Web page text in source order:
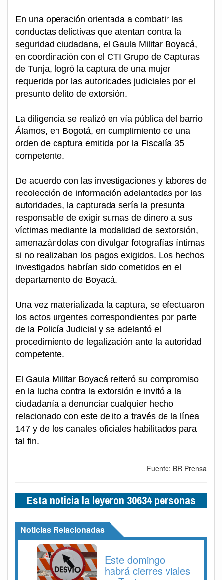
En una operación orientada a combatir las
conductas delictivas que atentan contra la
seguridad ciudadana, el Gaula Militar Boyacá,
en coordinación con el CTI Grupo de Capturas
de Tunja, logró la captura de una mujer
requerida por las autoridades judiciales por el
presunto delito de extorsión.
La diligencia se realizó en vía pública del barrio
Álamos, en Bogotá, en cumplimiento de una
orden de captura emitida por la Fiscalía 35
competente.
De acuerdo con las investigaciones y labores de
recolección de información adelantadas por las
autoridades, la capturada sería la presunta
responsable de exigir sumas de dinero a sus
víctimas mediante la modalidad de sextorsión,
amenazándolas con divulgar fotografías íntimas
si no realizaban los pagos exigidos. Los hechos
investigados habrían sido cometidos en el
departamento de Boyacá.
Una vez materializada la captura, se efectuaron
los actos urgentes correspondientes por parte
de la Policía Judicial y se adelantó el
procedimiento de legalización ante la autoridad
competente.
El Gaula Militar Boyacá reiteró su compromiso
en la lucha contra la extorsión e invitó a la
ciudadanía a denunciar cualquier hecho
relacionado con este delito a través de la línea
147 y de los canales oficiales habilitados para
tal fin.
Fuente: BR Prensa
Esta noticia la leyeron 30634 personas
Noticias Relacionadas
Este domingo
habrá cierres viales